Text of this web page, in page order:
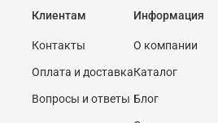
Клиентам
Контакты
Оплата и доставка
Вопросы и ответы
Информация
О компании
Каталог
Блог